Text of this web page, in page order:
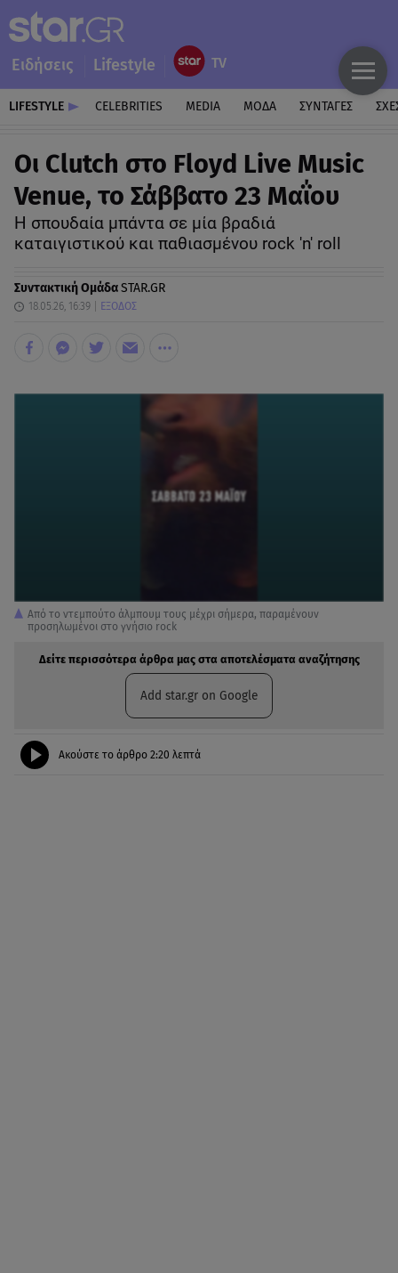
Ειδήσεις Lifestyle
LIFESTYLE CELEBRITIES MEDIA ΜΟΔΑ ΣΥΝΤΑΓΕΣ
Οι Clutch στο Floyd Live Music
Venue, το Σάββατο 23 Μαΐου
Η σπουδαία μπάντα σε μία βραδιά
καταιγιστικού και παθιασμένου rock 'n' roll
Συντακτική ΟμάδαSTAR.GR
18.05.26, 16:39 ΕΞΟΔΟΣ
Από το ντεμπούτο άλμπουμ τους μέχρι σήμερα, παραμένουν
προσηλωμένοι στο γνήσιο rock
Δείτε περισσότερα άρθρα μας στα αποτελέσματα αναζήτησης
Add star.gr on Google
Ακούστε το άρθρο 2:20 λεπτά